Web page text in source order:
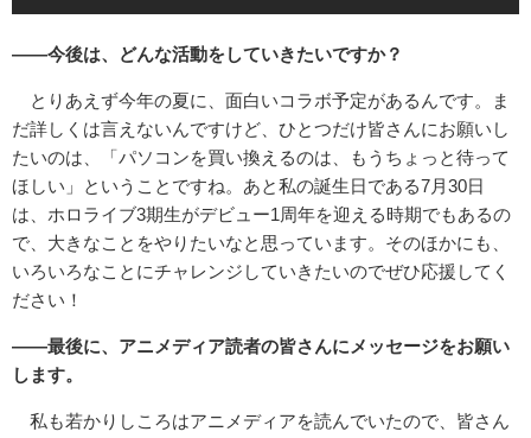
――今後は、どんな活動をしていきたいですか？
とりあえず今年の夏に、面白いコラボ予定があるんです。ま
だ詳しくは言えないんですけど、ひとつだけ皆さんにお願いし
たいのは、「パソコンを買い換えるのは、もうちょっと待って
ほしい」ということですね。あと私の誕生日である7月30日
は、ホロライブ3期生がデビュー1周年を迎える時期でもあるの
で、大きなことをやりたいなと思っています。そのほかにも、
いろいろなことにチャレンジしていきたいのでぜひ応援してく
ださい！
――最後に、アニメディア読者の皆さんにメッセージをお願い
します。
私も若かりしころはアニメディアを読んでいたので、皆さん